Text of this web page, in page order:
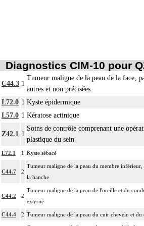
Diagnostics CIM-10 pour
C44.3 1
Tumeur maligne de la peau de la face,
autres et non précisées
L72.0 1 Kyste épidermique
L57.0 1 Kératose actinique
Z42.1 1
Soins de contrôle comprenant une
plastique du sein
L72.1 1 Kyste sébacé
C44.7 2
Tumeur maligne de la peau du membre
la hanche
C44.2 2
Tumeur maligne de la peau de l'oreille et du
externe
C44.4 2 Tumeur maligne de la peau du cuir chevelu et du